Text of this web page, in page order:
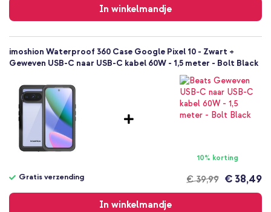
In winkelmandje
verzending
imoshion Waterproof 360 Case Google Pixel 10 - Zwart +
Geweven USB-C naar USB-C kabel 60W - 1,5 meter - Bolt Black
10% korting
€ 39,99
Gratis verzending € 38,49
In winkelmandje
verzending